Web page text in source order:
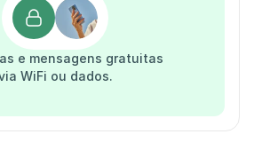
e mensagens gratuitas
WiFi ou dados.